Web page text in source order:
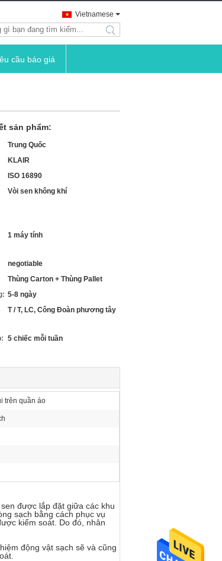
Vietnamese
search
cầu báo giá
sản phẩm:
Trung Quốc
KLAIR
ISO 16890
Vòi sen không khí
1 máy tính
negotiable
Thùng Carton + Thùng Pallet
5-8 ngày
T / T, LC, Công Đoàn phương tây
5 chiếc mỗi tuần
trên quần áo
được lắp đặt giữa các khu
sạch bằng cách phục vụ
kiểm soát. Do đó, nhân
động vật sạch sẽ và cũng